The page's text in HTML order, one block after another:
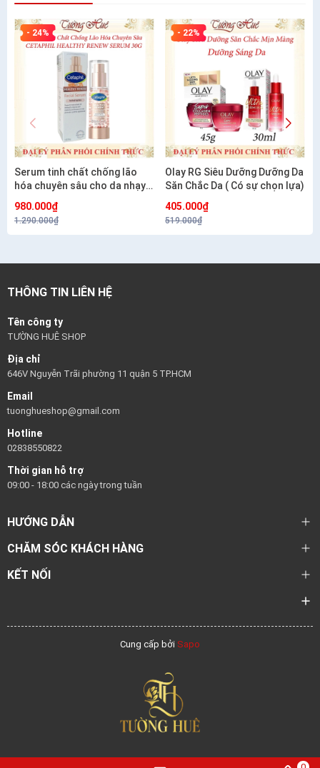
- 24%
Serum tinh chất chống lão
hóa chuyên sâu cho da nhạy
cảm CETAPHIL HEALTHY
RENEW SERUM 30G
980.000₫
1.290.000₫
- 22%
Olay RG Siêu Dưỡng Dưỡng Da
Săn Chắc Da ( Có sự chọn lựa)
405.000₫
519.000₫
THÔNG TIN LIÊN HỆ
Tên công ty
TƯỜNG HUÊ SHOP
Địa chỉ
646V Nguyễn Trãi phường 11 quận 5 TP.HCM
Email
tuonghueshop@gmail.com
Hotline
02838550822
Thời gian hỗ trợ
09:00 - 18:00 các ngày trong tuần
HƯỚNG DẪN
CHĂM SÓC KHÁCH HÀNG
KẾT NỐI
Cung cấp bởi Sapo